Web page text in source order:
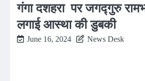
गंगा दशहरा पर जगद्गुरु
लगाई आस्था की डुबकी
June 16, 2024 News Desk